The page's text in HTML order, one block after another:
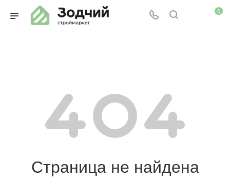
0
Страница не найдена